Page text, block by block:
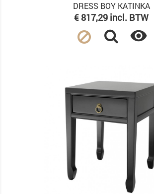
DRESS BOY KATINKA
Prijs
€ 817,29 incl. BTW
